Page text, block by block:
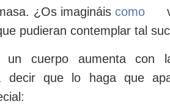
¿Os imagináis como
pudieran contemplar tal
cuerpo aumenta con
decir que lo haga que